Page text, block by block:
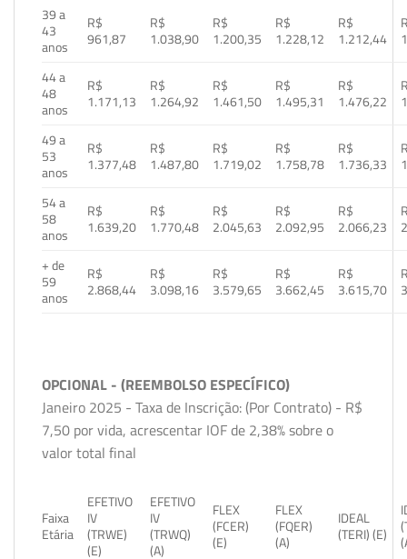
39 a
43
anos
R$
961,87
R$
1.038,90
R$
1.200,35
R$
1.228,12
R$
1.212,44
44 a
48
anos
R$
1.171,13
R$
1.264,92
R$
1.461,50
R$
1.495,31
R$
1.476,22
49 a
53
anos
R$
1.377,48
R$
1.487,80
R$
1.719,02
R$
1.758,78
R$
1.736,33
54 a
58
anos
R$
1.639,20
R$
1.770,48
R$
2.045,63
R$
2.092,95
R$
2.066,23
+ de
59
anos
R$
2.868,44
R$
3.098,16
R$
3.579,65
R$
3.662,45
R$
3.615,70
OPCIONAL - (REEMBOLSO ESPECÍFICO)
Janeiro 2025 - Taxa de Inscrição: (Por Contrato) - R$
7,50 por vida, acrescentar IOF de 2,38% sobre o
valor total final
Faixa
Etária
EFETIVO
IV
(TRWE)
(E)
EFETIVO
IV
(TRWQ)
(A)
FLEX
(FCER)
(E)
FLEX
(FQER)
(A)
IDEAL
(TERI) (E)